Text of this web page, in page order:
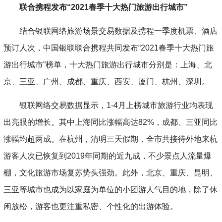
联合携程发布“2021春季十大热门旅游出行城市”
结合银联网络旅游场景交易数据及携程一季度机票、酒店
预订人次，中国银联联合携程共同发布“2021春季十大热门旅
游出行城市”榜单，十大热门旅游出行城市分别是：上海、北
京、三亚、广州、成都、重庆、西安、厦门、杭州、深圳。
银联网络交易数据显示，1-4月上榜城市旅游行业均表现
出亮眼的增长。其中上海同比涨幅高达82%，成都、三亚同比
涨幅均超两成。在杭州，清明三天假期，全市共接待外地来杭
游客人次已恢复到2019年同期的近九成，不少景点人流量爆
棚，文化旅游市场复苏势头强劲。此外，北京、重庆、昆明、
三亚等城市也成为以家庭为单位的小团游人气目的地，除了休
闲放松，游客也更注重私密、个性化的出游体验。